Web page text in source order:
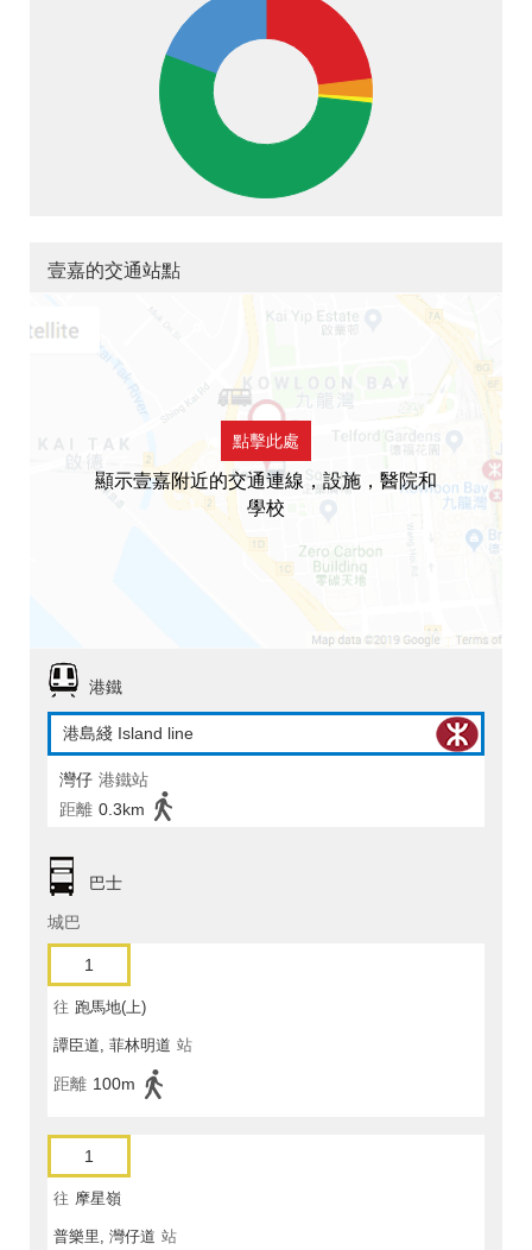
壹嘉的交通站點
點擊此處
顯示壹嘉附近的交通連線，設施，醫院和
學校
港鐵
港島綫 Island line
灣仔 港鐵站
距離 0.3km
巴士
城巴
1
往 跑馬地(上)
譚臣道, 菲林明道 站
距離 100m
1
往 摩星嶺
普樂里, 灣仔道 站